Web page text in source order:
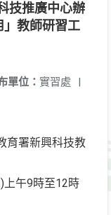
技推廣中心辦
教師研習工
單位： 實習處 |
育署新興科技教
上午9時至12時